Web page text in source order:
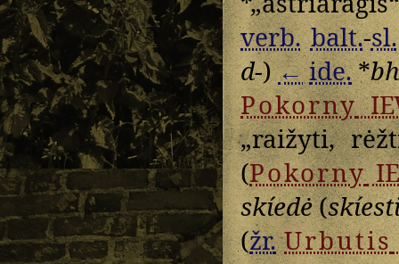
verb. balt.-sl.
d-)←ide.*
Pokorny
„raižyti,
(Pokorny
skíedė(
(žr. Urbutis